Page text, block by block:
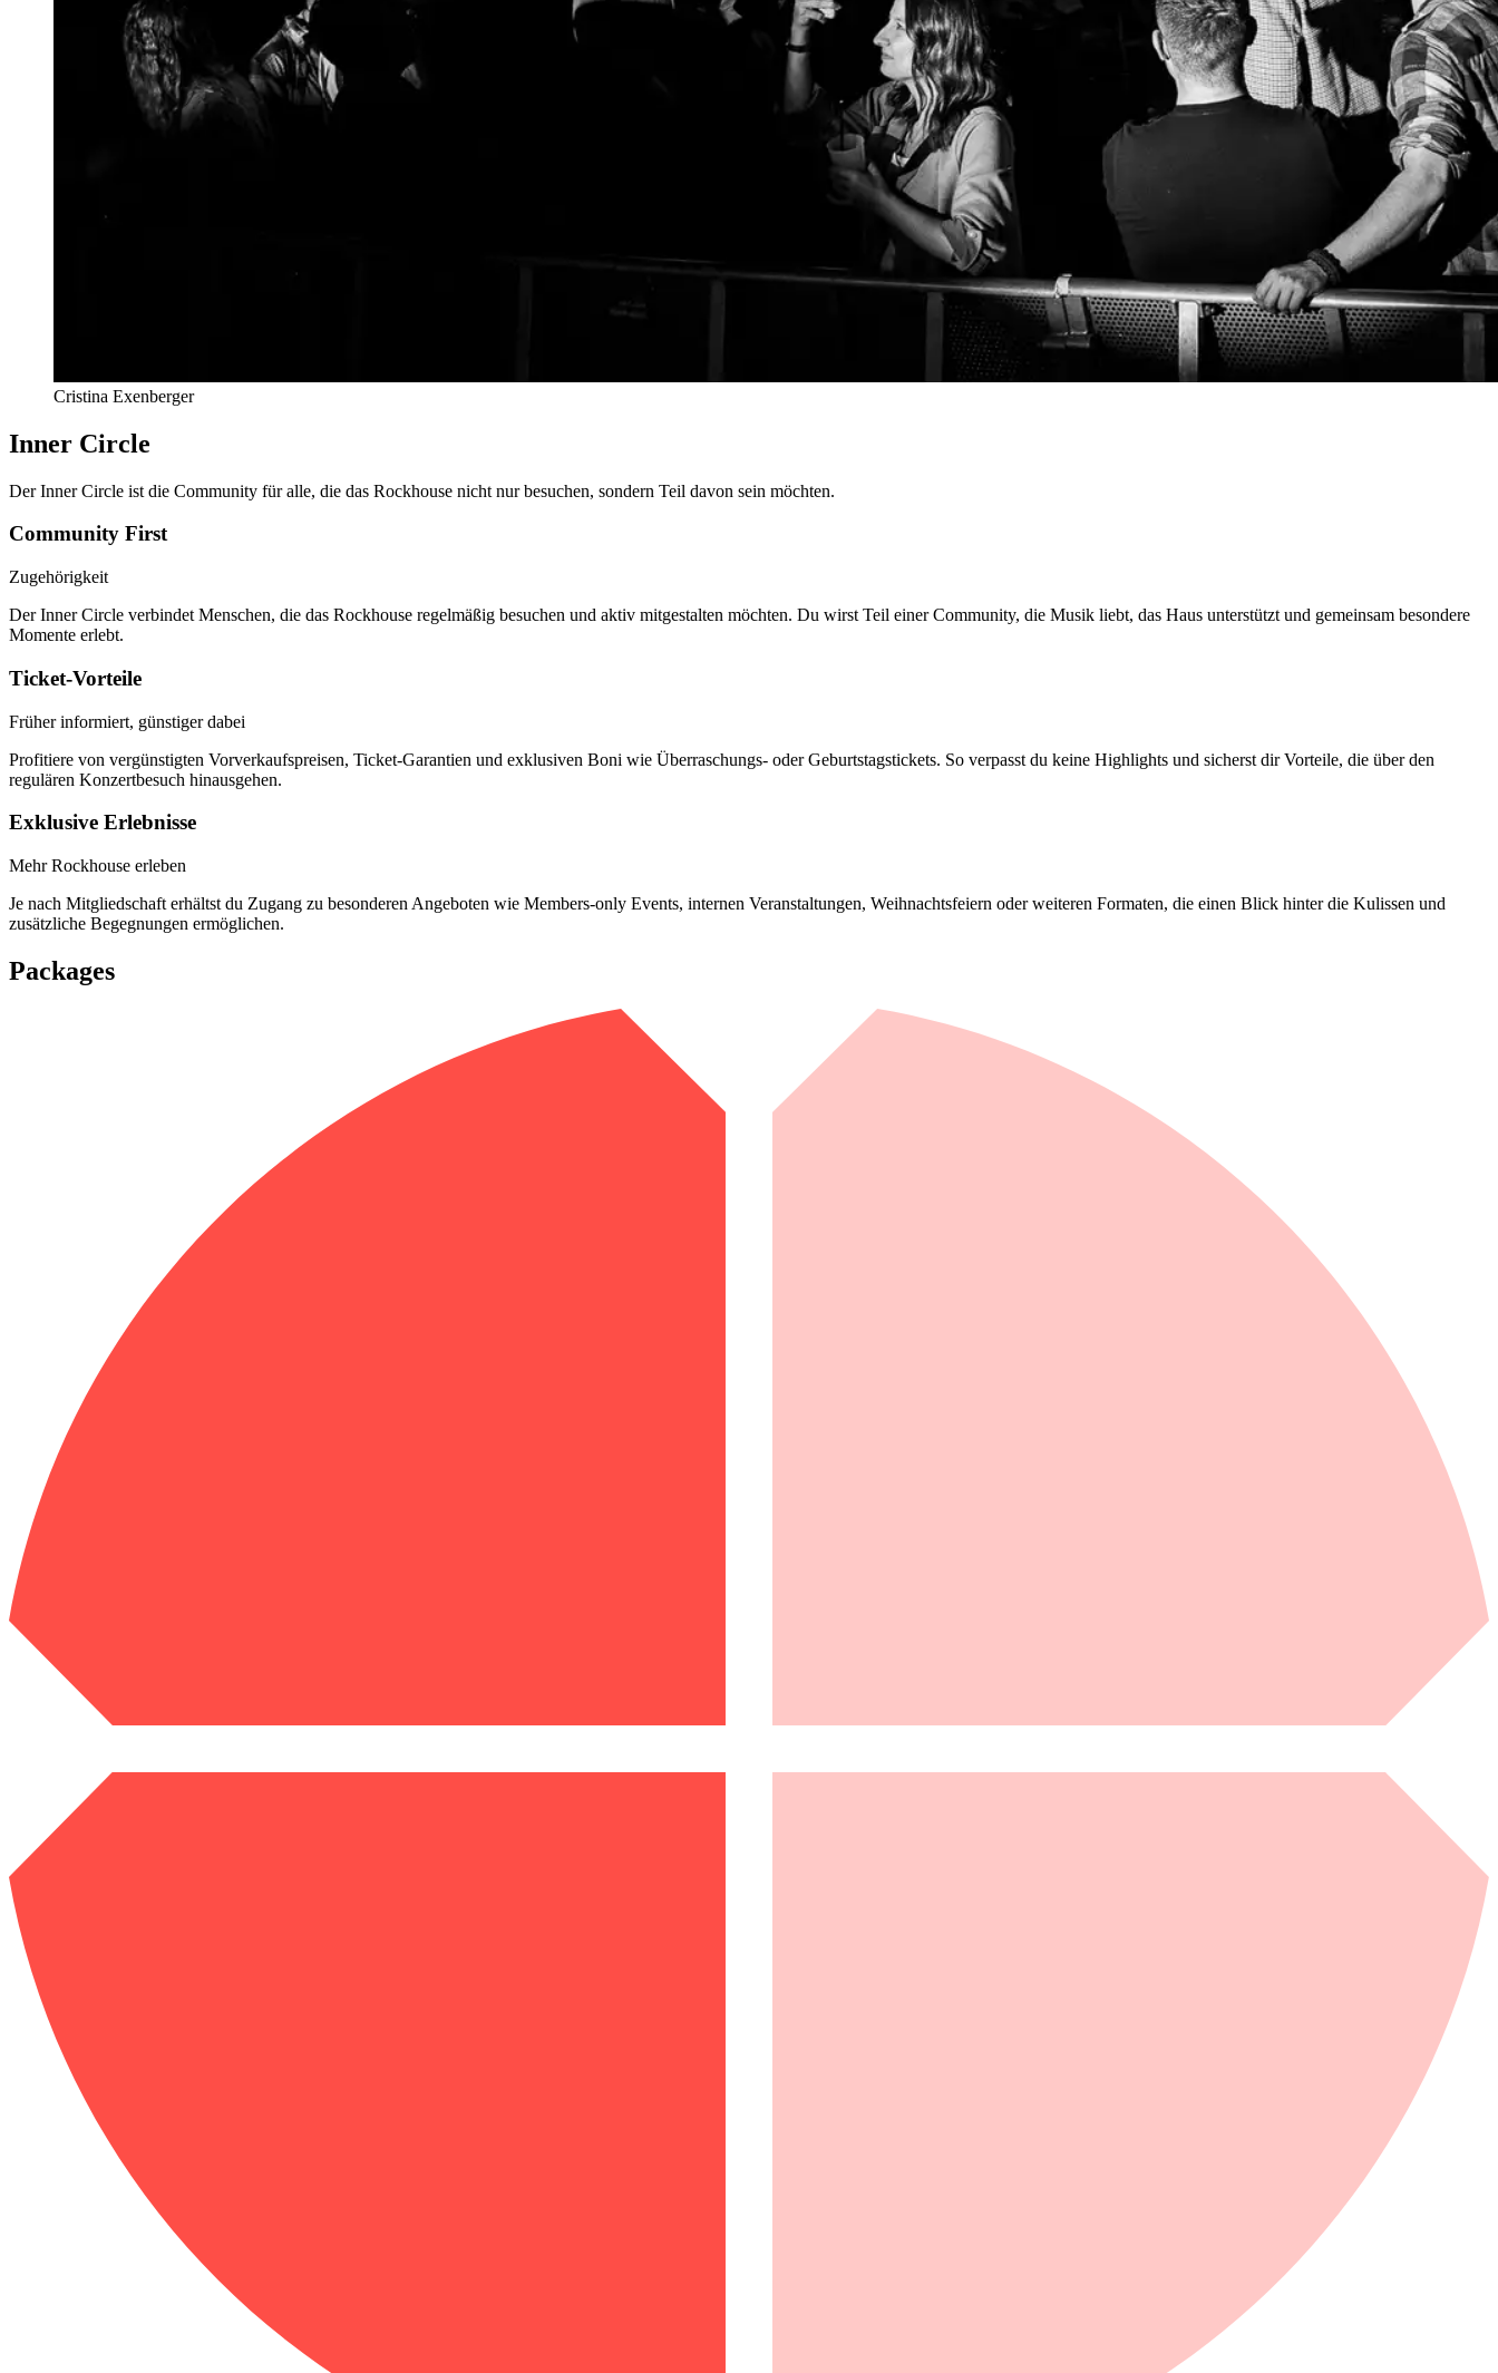
Cristina Exenberger
Inner Circle
Der Inner Circle ist die Community für alle, die das Rockhouse nicht nur besuchen, sondern Teil davon sein möchten.
Community First
Zugehörigkeit
Der Inner Circle verbindet Menschen, die das Rockhouse regelmäßig besuchen und aktiv mitgestalten möchten. Du wirst Teil einer Community, die Musik liebt, das Haus unterstützt und gemeinsam besondere
Momente erlebt.
Ticket-Vorteile
Früher informiert, günstiger dabei
Profitiere von vergünstigten Vorverkaufspreisen, Ticket-Garantien und exklusiven Boni wie Überraschungs- oder Geburtstagstickets. So verpasst du keine Highlights und sicherst dir Vorteile, die über den
regulären Konzertbesuch hinausgehen.
Exklusive Erlebnisse
Mehr Rockhouse erleben
Je nach Mitgliedschaft erhältst du Zugang zu besonderen Angeboten wie Members-only Events, internen Veranstaltungen, Weihnachtsfeiern oder weiteren Formaten, die einen Blick hinter die Kulissen und
zusätzliche Begegnungen ermöglichen.
Packages